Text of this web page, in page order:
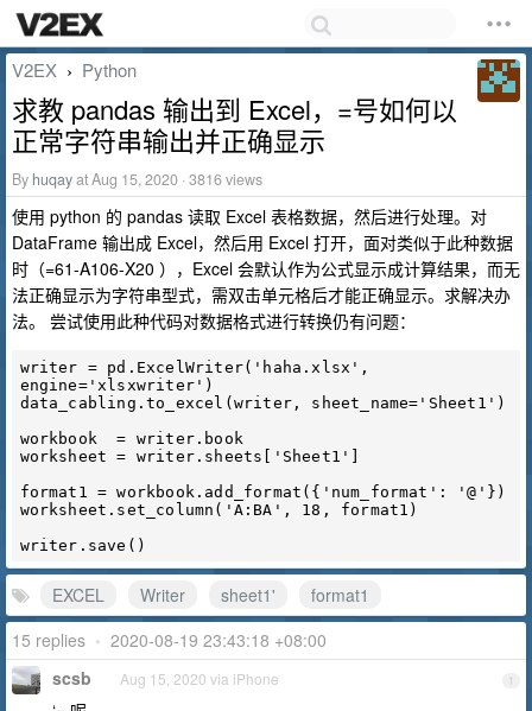
V2EX › Python
求教 pandas 输出到 Excel，=号如何以
正常字符串输出并正确显示
By huqayat Aug 15, 2020 · 3816 views
使用 python 的 pandas 读取 Excel 表格数据，然后进行处理。对
DataFrame 输出成 Excel，然后用 Excel 打开，面对类似于此种数据
时（=61-A106-X20 ），Excel 会默认作为公式显示成计算结果，而无
法正确显示为字符串型式，需双击单元格后才能正确显示。求解决办
法。 尝试使用此种代码对数据格式进行转换仍有问题：
writer = pd.ExcelWriter('haha.xlsx',
engine='xlsxwriter')
data_cabling.to_excel(writer, sheet_name='Sheet1')
workbook  = writer.book
worksheet = writer.sheets['Sheet1']
format1 = workbook.add_format({'num_format': '@'})
worksheet.set_column('A:BA', 18, format1)
EXCEL Writer sheet1'
format1
15 replies • 2020-08-19 23:43:18 +08:00
1
scsb Aug 15, 2020 via iPhone